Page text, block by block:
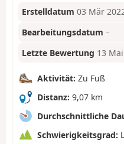
Erstelldatum 03 Mär
Bearbeitungsdatum –
Letzte Bewertung 13
Aktivität: Zu Fuß
Distanz: 9,07 km
Durchschnittliche
Schwierigkeitsgrad: